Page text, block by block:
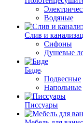
Водяные
Слив и
Сифоны
Душевые
Биде
Подвесные
Напольные
Писсуары